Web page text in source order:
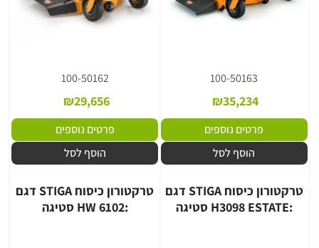
100-50163
₪35,234
פרטים נוספים
הוסף לסל
100-50162
₪29,656
פרטים נוספים
הוסף לסל
טרקטורון כיסוח STIGA דגם
:H3098 ESTATE סטיגה
טרקטורון כיסוח STIGA דגם
:HW 6102 סטיגה